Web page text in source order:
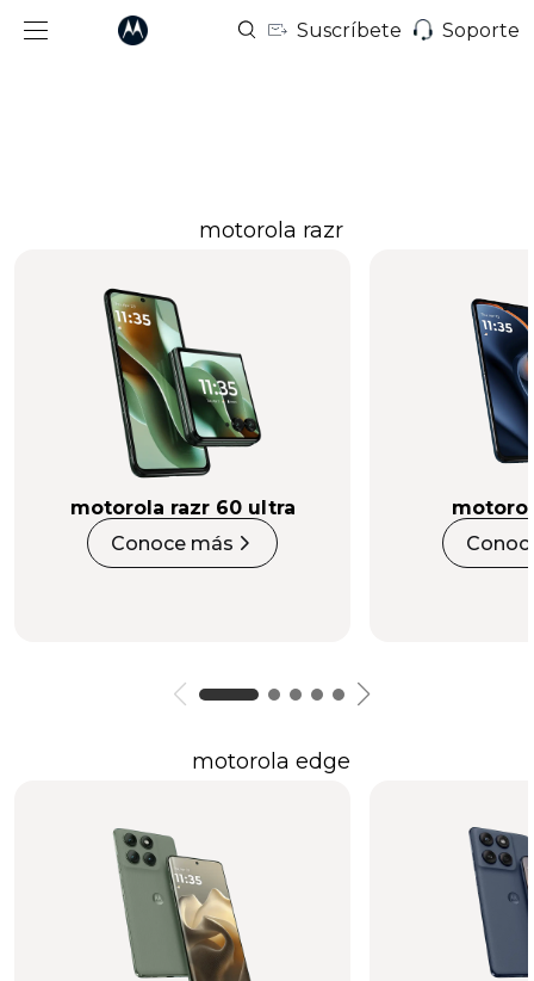
Suscríbete Soporte
motorola razr
motorola razr 60 ultra
Conoce más
motorola edge